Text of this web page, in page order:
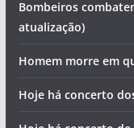
Bombeiros
atualização)
Homem morre em
Hoje há concerto